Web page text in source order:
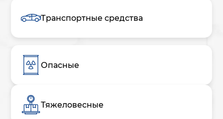
Транспортные средства
Опасные
Тяжеловесные